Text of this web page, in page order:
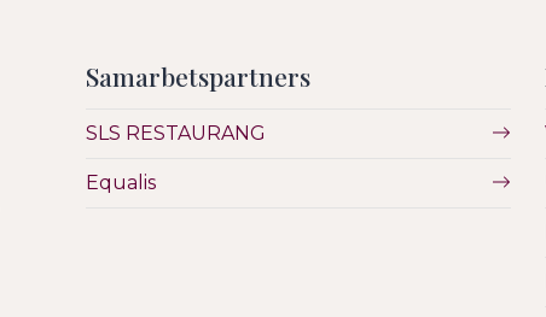
Samarbetspartners
SLS RESTAURANG
Equalis